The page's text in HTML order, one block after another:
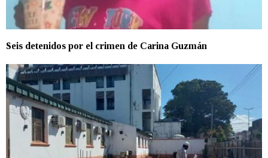
Seis detenidos por el crimen de Carina Guzmán